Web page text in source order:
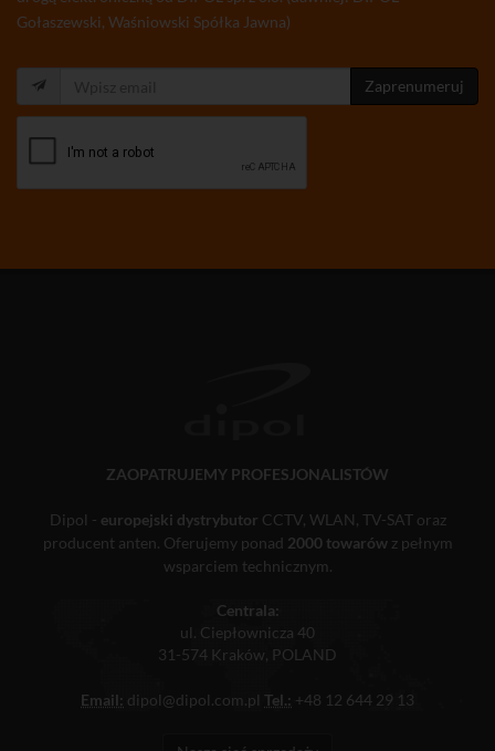
Gołaszewski, Waśniowski Spółka Jawna)
Zaprenumeruj
ZAOPATRUJEMY PROFESJONALISTÓW
Dipol - europejski dystrybutor CCTV, WLAN, TV-SAT oraz
producent anten. Oferujemy ponad 2000 towarówz pełnym
wsparciem technicznym.
Centrala:
ul. Ciepłownicza 40
31-574 Kraków, POLAND
Email: dipol@dipol.com.pl Tel.: +48 12 644 29 13